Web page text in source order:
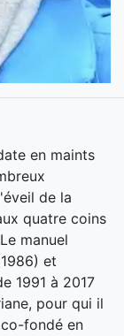
en maints
de la
quatre coins
manuel
et
1991 à 2017
pour qui il
fondé en